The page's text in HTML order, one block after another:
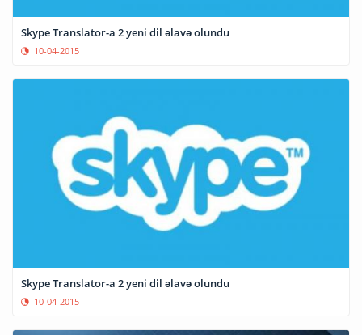
Skype Translator-a 2 yeni dil əlavə olundu
10-04-2015
Skype Translator-a 2 yeni dil əlavə olundu
10-04-2015